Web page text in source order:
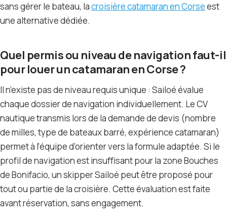
sans gérer le bateau, lacroisière catamaran en Corseest
une alternative dédiée.
Quel permis ou niveau de navigation faut-il
pour louer un catamaran en Corse ?
Il n’existe pas de niveau requis unique : Sailoé évalue
chaque dossier de navigation individuellement. Le CV
nautique transmis lors de la demande de devis (nombre
de milles, type de bateaux barré, expérience catamaran)
permet à l’équipe d’orienter vers la formule adaptée. Si le
profil de navigation est insuffisant pour la zone Bouches
de Bonifacio, un skipper Sailoé peut être proposé pour
tout ou partie de la croisière. Cette évaluation est faite
avant réservation, sans engagement.